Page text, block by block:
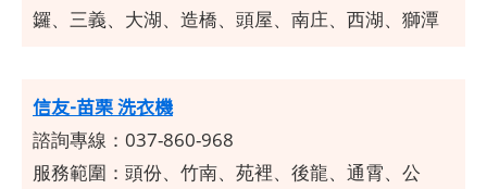
鑼、三義、大湖、造橋、頭屋、南庄、西湖、獅潭
信友-苗栗 洗衣機
諮詢專線：037-860-968
服務範圍：頭份、竹南、苑裡、後龍、通霄、公